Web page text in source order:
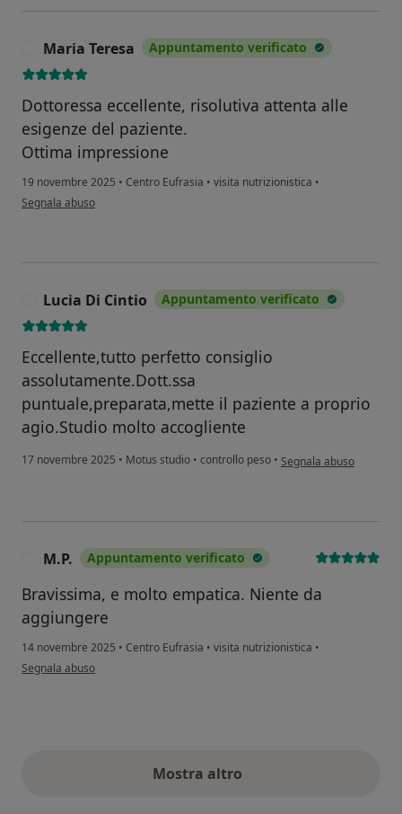
Maria Teresa Appuntamento verificato
Dottoressa eccellente, risolutiva attenta alle
esigenze del paziente.
Ottima impressione
19 novembre 2025 • Centro Eufrasia • visita nutrizionistica •
secondo l'opinione dell'utente Maria Teresa
Segnala abuso
Lucia Di Cintio Appuntamento verificato
Eccellente,tutto perfetto consiglio
assolutamente.Dott.ssa
puntuale,preparata,mette il paziente a proprio
agio.Studio molto accogliente
17 novembre 2025 • Motus studio • controllo peso • secondo l'opinione
Segnala abuso
M.P. Appuntamento verificato
Bravissima, e molto empatica. Niente da
aggiungere
14 novembre 2025 • Centro Eufrasia • visita nutrizionistica •
secondo l'opinione dell'utente M.P.
Segnala abuso
Mostra altroopinioni di cui sopra